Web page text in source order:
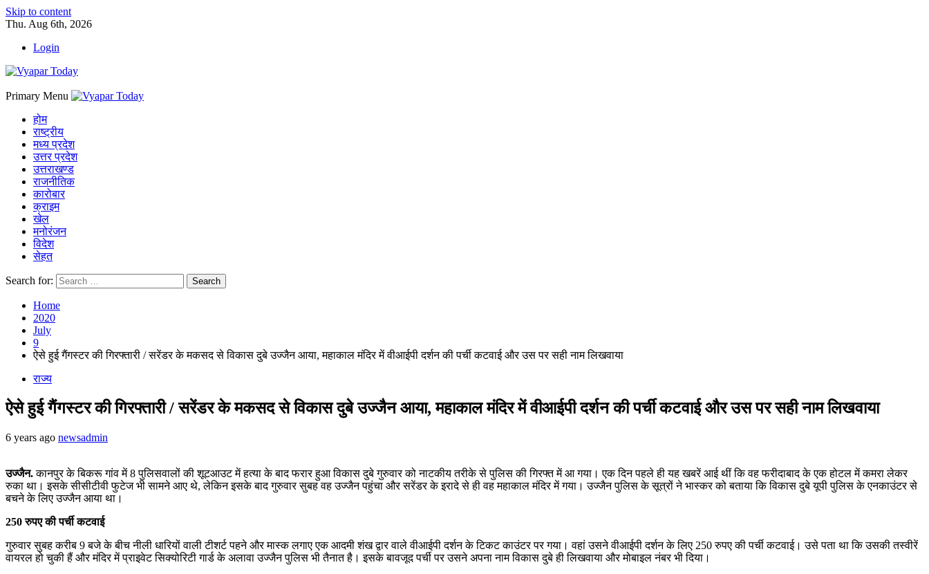
Skip to content
Thu. Aug 6th, 2026
Login
Primary Menu
होम
राष्ट्रीय
मध्य प्रदेश
उत्तर प्रदेश
उत्तराखण्ड
राजनीतिक
कारोबार
क्राइम
खेल
मनोरंजन
विदेश
सेहत
Search for:
Home
2020
July
9
ऐसे हुई गैंगस्टर की गिरफ्तारी / सरेंडर के मकसद से विकास दुबे उज्जैन आया, महाकाल मंदिर में वीआईपी दर्शन की पर्ची कटवाई और उस पर सही नाम लिखवाया
राज्य
ऐसे हुई गैंगस्टर की गिरफ्तारी / सरेंडर के मकसद से विकास दुबे उज्जैन आया, महाकाल मंदिर में वीआईपी दर्शन की पर्ची कटवाई और उस पर सही नाम लिखवाया
6 years ago newsadmin
उज्जैन.कानपुर के बिकरू गांव में 8 पुलिसवालों की शूटआउट में हत्या के बाद फरार हुआ विकास दुबे गुरुवार को नाटकीय तरीके से पुलिस की गिरफ्त में आ गया। एक दिन पहले ही यह खबरें आई थीं कि वह फरीदाबाद के एक होटल में कमरा लेकर
रुका था। इसके सीसीटीवी फुटेज भी सामने आए थे, लेकिन इसके बाद गुरुवार सुबह वह उज्जैन पहुंचा और सरेंडर के इरादे से ही वह महाकाल मंदिर में गया। उज्जैन पुलिस के सूत्रों ने भास्कर को बताया कि विकास दुबे यूपी पुलिस के एनकाउंटर से
बचने के लिए उज्जैन आया था।
250 रुपए की पर्ची कटवाई
गुरुवार सुबह करीब 9 बजे के बीच नीली धारियों वाली टीशर्ट पहने और मास्क लगाए एक आदमी शंख द्वार वाले वीआईपी दर्शन के टिकट काउंटर पर गया। वहां उसने वीआईपी दर्शन के लिए 250 रुपए की पर्ची कटवाई। उसे पता था कि उसकी तस्वीरें
वायरल हो चुकी हैं और मंदिर में प्राइवेट सिक्योरिटी गार्ड के अलावा उज्जैन पुलिस भी तैनात है। इसके बावजूद पर्ची पर उसने अपना नाम विकास दुबे ही लिखवाया और मोबाइल नंबर भी दिया।